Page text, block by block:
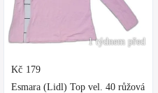
1 týdnem před
Kč 179
Esmara (Lidl) Top vel. 40 růžová